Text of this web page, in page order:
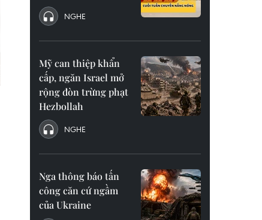
NGHE
Mỹ can thiệp khẩn
cấp, ngăn Israel mở
rộng đòn trừng phạt
Hezbollah
NGHE
Nga thông báo tấn
công căn cứ ngầm
của Ukraine